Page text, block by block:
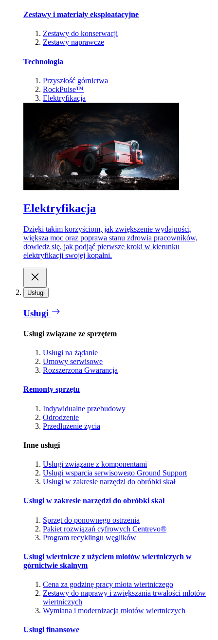
Zestawy i materiały eksploatacyjne
Zestawy do konserwacji
Zestawy naprawcze
Technologia
Przyszłość górnictwa
RockPulse™
Elektryfikacja
Elektryfikacja
Dzięki takim korzyściom, jak zwiększenie wydajności,
większa moc oraz poprawa stanu zdrowia pracowników,
dowiedz się, jak podjąć pierwsze kroki w kierunku
elektryfikacji swojej kopalni.
Usługi
Usługi
Usługi związane ze sprzętem
Usługi na żądanie
Umowy serwisowe
Rozszerzona Gwarancja
Remonty sprzętu
Indywidualne przebudowy
Odrodzenie
Przedłużenie życia
Inne usługi
Usługi związane z komponentami
Usługi wsparcia serwisowego Ground Support
Usługi w zakresie narzędzi do obróbki skał
Usługi w zakresie narzędzi do obróbki skał
Sprzęt do ponownego ostrzenia
Pakiet rozwiązań cyfrowych Centrevo®
Program recyklingu węglików
Usługi wiertnicze z użyciem młotów wiertniczych w
górnictwie skalnym
Cena za godzinę pracy młota wiertniczego
Zestawy do naprawy i zwiększania trwałości młotów
wiertniczych
Wymiana i modernizacja młotów wiertniczych
Usługi finansowe